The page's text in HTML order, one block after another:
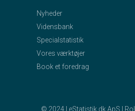
Nyheder
Vidensbank
Specialstatistik
Vores værktøjer
Book et foredrag
© 2024 | eStatistik.dk ApS |